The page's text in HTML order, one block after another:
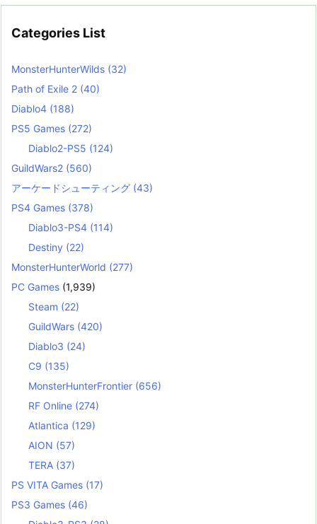
Categories List
MonsterHunterWilds (32)
Path of Exile 2 (40)
Diablo4 (188)
PS5 Games (272)
Diablo2-PS5 (124)
GuildWars2 (560)
アーケードシューティング (43)
PS4 Games (378)
Diablo3-PS4 (114)
Destiny (22)
MonsterHunterWorld (277)
PC Games (1,939)
Steam (22)
GuildWars (420)
Diablo3 (24)
C9 (135)
MonsterHunterFrontier (656)
RF Online (274)
Atlantica (129)
AION (57)
TERA (37)
PS VITA Games (17)
PS3 Games (46)